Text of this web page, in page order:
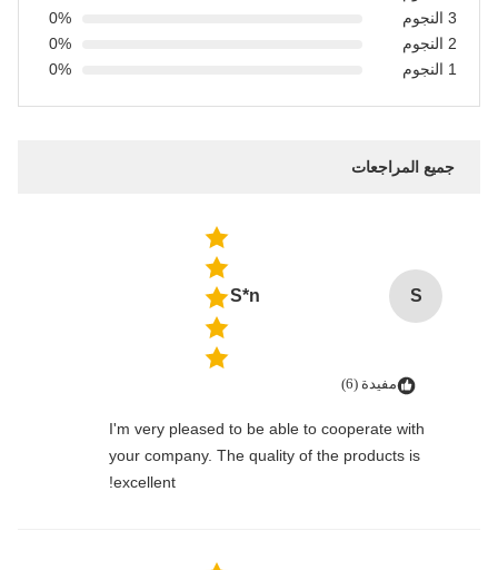
0%
0%
0%
جميع المراجعات
S
S*n
مفيدة (6)
I'm very pleased to be able to cooperate with
your company. The quality of the products is
excellent!